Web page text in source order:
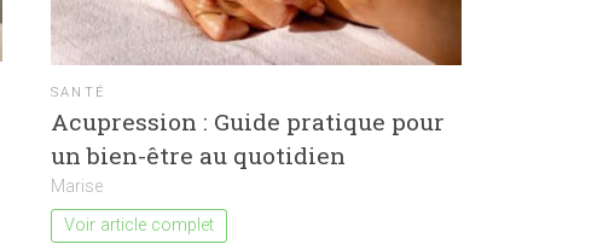
SANTÉ
Acupression : Guide pratique pour
un bien-être au quotidien
Marise
Voir article complet